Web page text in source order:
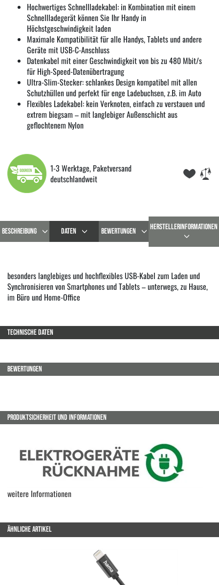
Hochwertiges Schnellladekabel: in Kombination mit einem
Schnellladegerät können Sie Ihr Handy in
Höchstgeschwindigkeit laden
Maximale Kompatibilität für alle Handys, Tablets und andere
Geräte mit USB-C-Anschluss
Datenkabel mit einer Geschwindigkeit von bis zu 480 Mbit/s
für High-Speed-Datenübertragung
Ultra-Slim-Stecker: schlankes Design kompatibel mit allen
Schutzhüllen und perfekt für enge Ladebuchsen, z.B. im Auto
Flexibles Ladekabel: kein Verknoten, einfach zu verstauen und
extrem biegsam – mit langlebiger Außenschicht aus
geflochtenem Nylon
1-3 Werktage, Paketversand
deutschlandweit
BESCHREIBUNG DATEN BEWERTUNGEN HERSTELLERINFORMATIONEN
besonders langlebiges und hochflexibles USB-Kabel zum Laden und
Synchronisieren von Smartphones und Tablets – unterwegs, zu Hause,
im Büro und Home-Office
TECHNISCHE DATEN
BEWERTUNGEN
PRODUKTSICHERHEIT UND INFORMATIONEN
weitere Informationen
ÄHNLICHE ARTIKEL